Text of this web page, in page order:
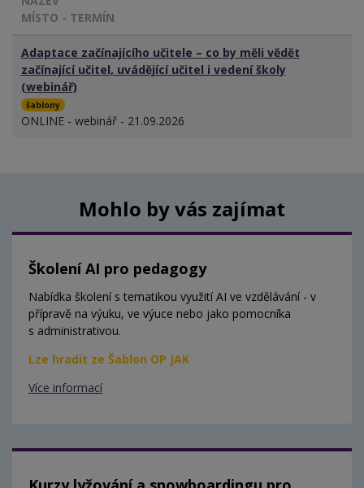
MÍSTO - TERMÍN
Adaptace začínajícího učitele – co by měli vědět
začínající učitel, uvádějící učitel i vedení školy
(webinář)
šablony
ONLINE - webinář - 21.09.2026
Mohlo by vás zajímat
Školení AI pro pedagogy
Nabídka školení s tematikou využití AI ve vzdělávání - v
přípravě na výuku, ve výuce nebo jako pomocníka
s administrativou.
Lze hradit ze Šablon OP JAK
Více informací